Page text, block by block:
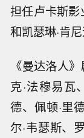
担任卢卡斯影
和凯瑟琳·肯
《曼达洛人
克·法穆易瓦
德、佩顿·里
尔·韦瑟斯、